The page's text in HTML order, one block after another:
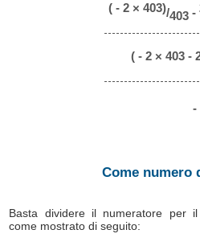
( - 2 × 403)/403 -
( - 2 × 403 -
-
Come numero
Basta dividere il numeratore per il
come mostrato di seguito: